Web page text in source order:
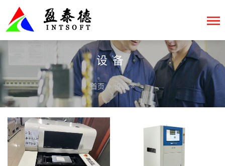
设备
首页 » 设备»